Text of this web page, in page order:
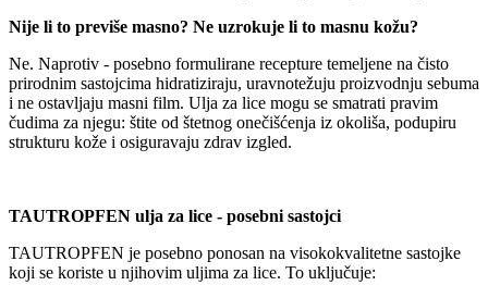
Nije li to previše masno? Ne uzrokuje li to masnu kožu?
Ne. Naprotiv - posebno formulirane recepture temeljene na čisto
prirodnim sastojcima hidratiziraju, uravnotežuju proizvodnju sebuma
i ne ostavljaju masni film. Ulja za lice mogu se smatrati pravim
čudima za njegu: štite od štetnog onečišćenja iz okoliša, podupiru
strukturu kože i osiguravaju zdrav izgled.
TAUTROPFEN ulja za lice - posebni sastojci
TAUTROPFEN je posebno ponosan na visokokvalitetne sastojke
koji se koriste u njihovim uljima za lice. To uključuje: